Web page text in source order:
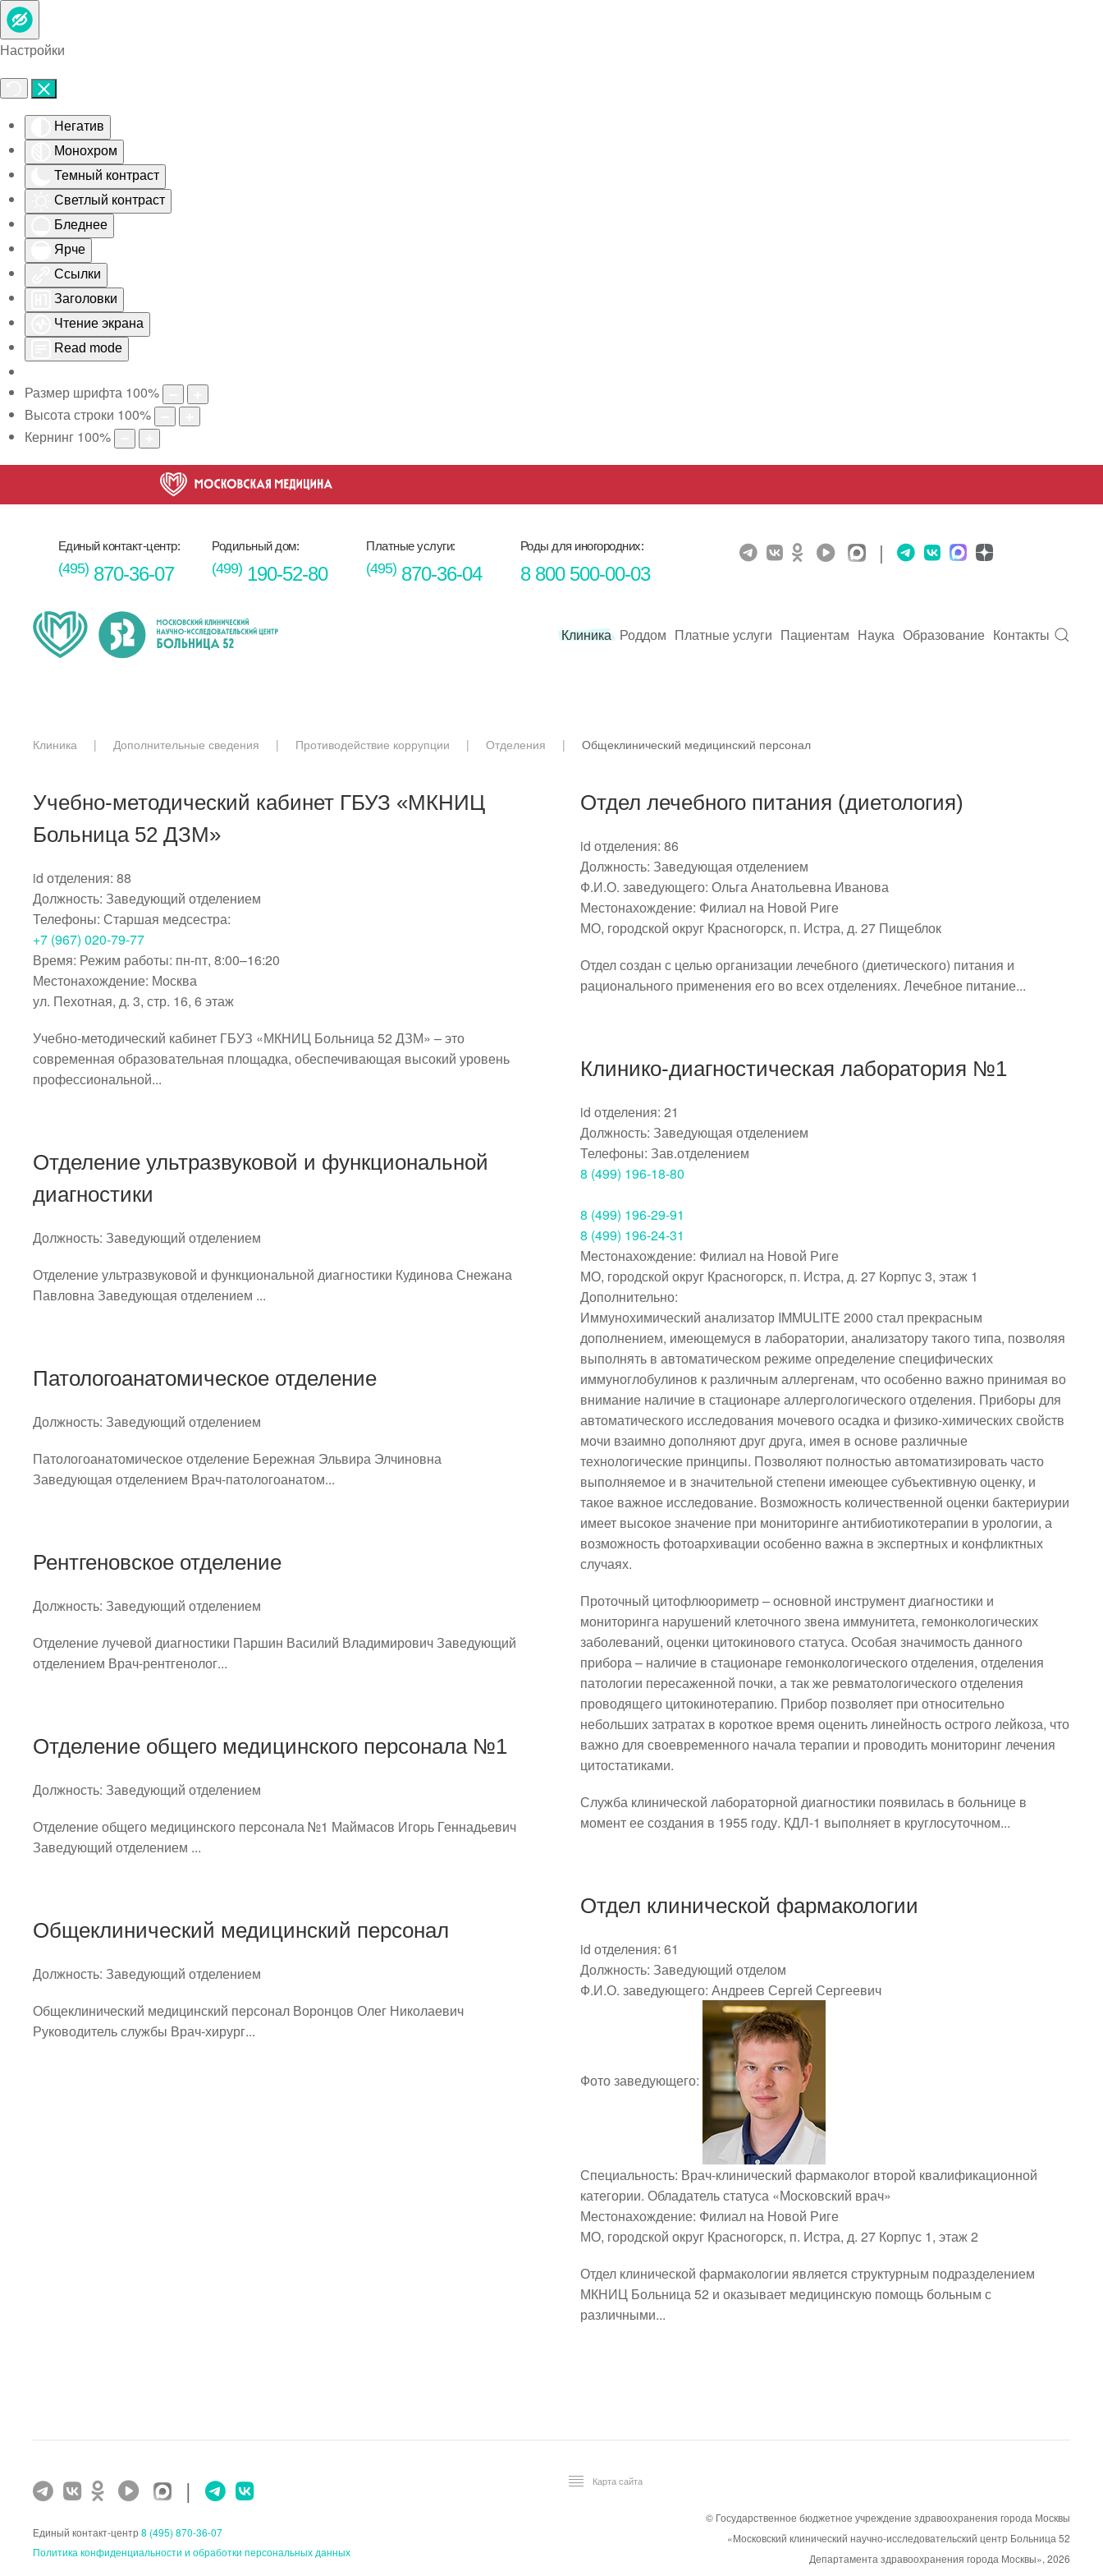
Настройки
Негатив
Монохром
Темный контраст
Светлый контраст
Бледнее
Ярче
Ссылки
Заголовки
Чтение экрана
Read mode
Размер шрифта 100%
Высота строки 100%
Кернинг 100%
Skip to main content
Единый контакт-центр:
(495)870-36-07
Родильный дом:
(499) 190-52-80
Платные услуги:
(495) 870-36-04
Роды для иногородних:
8 800 500-00-03
|
Клиника Роддом Платные услуги Пациентам Наука Образование Контакты
Клиника Дополнительные сведения Противодействие коррупции Отделения Общеклинический медицинский персонал
Учебно-методический кабинет ГБУЗ «МКНИЦ
Больница 52 ДЗМ»
id отделения: 88
Должность: Заведующий отделением
Телефоны: Старшая медсестра:
+7 (967) 020-79-77
Время: Режим работы: пн-пт, 8:00–16:20
Местонахождение: Москва
ул. Пехотная, д. 3, стр. 16, 6 этаж
Учебно-методический кабинет ГБУЗ «МКНИЦ Больница 52 ДЗМ» – это
современная образовательная площадка, обеспечивающая высокий уровень
профессиональной...
Отдел лечебного питания (диетология)
id отделения: 86
Должность: Заведующая отделением
Ф.И.О. заведующего: Ольга Анатольевна Иванова
Местонахождение: Филиал на Новой Риге
МО, городской округ Красногорск, п. Истра, д. 27 Пищеблок
Отдел создан с целью организации лечебного (диетического) питания и
рационального применения его во всех отделениях. Лечебное питание...
Клинико-диагностическая лаборатория №1
id отделения: 21
Должность: Заведующая отделением
Телефоны: Зав.отделением
8 (499) 196-18-80
8 (499) 196-29-91
8 (499) 196-24-31
Местонахождение: Филиал на Новой Риге
МО, городской округ Красногорск, п. Истра, д. 27 Корпус 3, этаж 1
Дополнительно:
Иммунохимический анализатор IMMULITE 2000 стал прекрасным
дополнением, имеющемуся в лаборатории, анализатору такого типа, позволяя
выполнять в автоматическом режиме определение специфических
иммуноглобулинов к различным аллергенам, что особенно важно принимая во
внимание наличие в стационаре аллергологического отделения. Приборы для
автоматического исследования мочевого осадка и физико-химических свойств
мочи взаимно дополняют друг друга, имея в основе различные
технологические принципы. Позволяют полностью автоматизировать часто
выполняемое и в значительной степени имеющее субъективную оценку, и
такое важное исследование. Возможность количественной оценки бактериурии
имеет высокое значение при мониторинге антибиотикотерапии в урологии, а
возможность фотоархивации особенно важна в экспертных и конфликтных
случаях.
Проточный цитофлюориметр – основной инструмент диагностики и
мониторинга нарушений клеточного звена иммунитета, гемонкологических
заболеваний, оценки цитокинового статуса. Особая значимость данного
прибора – наличие в стационаре гемонкологического отделения, отделения
патологии пересаженной почки, а так же ревматологического отделения
проводящего цитокинотерапию. Прибор позволяет при относительно
небольших затратах в короткое время оценить линейность острого лейкоза, что
важно для своевременного начала терапии и проводить мониторинг лечения
цитостатиками.
Служба клинической лабораторной диагностики появилась в больнице в
момент ее создания в 1955 году. КДЛ-1 выполняет в круглосуточном...
Отделение ультразвуковой и функциональной
диагностики
Должность: Заведующий отделением
Отделение ультразвуковой и функциональной диагностики Кудинова Снежана
Павловна Заведующая отделением ...
Патологоанатомическое отделение
Должность: Заведующий отделением
Патологоанатомическое отделение Бережная Эльвира Элчиновна
Заведующая отделением Врач-патологоанатом...
Рентгеновское отделение
Должность: Заведующий отделением
Отделение лучевой диагностики Паршин Василий Владимирович Заведующий
отделением Врач-рентгенолог...
Отделение общего медицинского персонала №1
Должность: Заведующий отделением
Отделение общего медицинского персонала №1 Маймасов Игорь Геннадьевич
Заведующий отделением ...
Отдел клинической фармакологии
id отделения: 61
Должность: Заведующий отделом
Ф.И.О. заведующего: Андреев Сергей Сергеевич
Фото заведующего:
Специальность: Врач-клинический фармаколог второй квалификационной
категории. Обладатель статуса «Московский врач»
Местонахождение: Филиал на Новой Риге
МО, городской округ Красногорск, п. Истра, д. 27 Корпус 1, этаж 2
Отдел клинической фармакологии является структурным подразделением
МКНИЦ Больница 52 и оказывает медицинскую помощь больным с
различными...
Общеклинический медицинский персонал
Должность: Заведующий отделением
Общеклинический медицинский персонал Воронцов Олег Николаевич
Руководитель службы Врач-хирург...
|
Единый контакт-центр 8 (495) 870-36-07
Политика конфиденциальности и обработки персональных данных
Карта сайта
© Государственное бюджетное учреждение здравоохранения города Москвы
«Московский клинический научно-исследовательский центр Больница 52
Департамента здравоохранения города Москвы», 2026